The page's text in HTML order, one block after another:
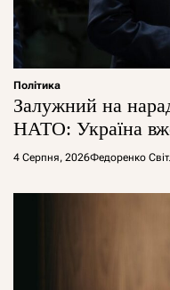
Політика
Залужний на
НАТО: Україна
4 Серпня, 2026Федоренко